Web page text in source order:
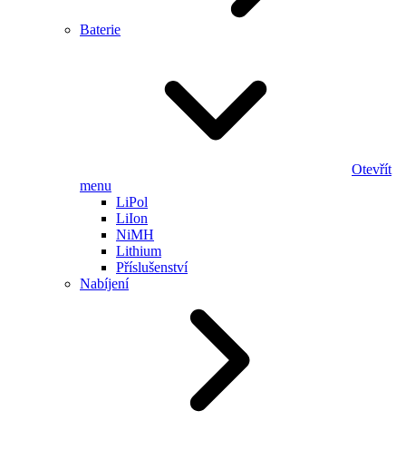
Baterie
Otevřít
menu
LiPol
LiIon
NiMH
Lithium
Příslušenství
Nabíjení